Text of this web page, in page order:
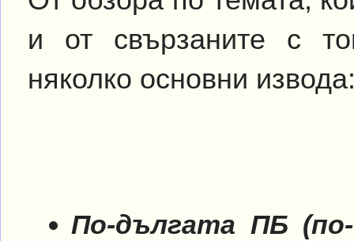
и от свързаните с
няколко основни
По-дългата ПБ